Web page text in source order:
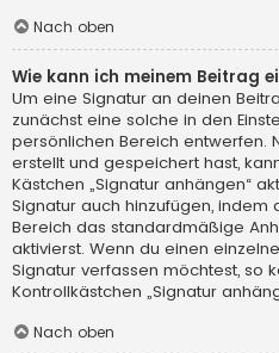
Nach oben
Wie kann ich meinem Beitrag
Um eine Signatur an deinen
zunächst eine solche in den
persönlichen Bereich entwerfen.
erstellt und gespeichert hast,
Kästchen „Signatur anhängen“
Signatur auch hinzufügen,
Bereich das standardmäßige
aktivierst. Wenn du einen
Signatur verfassen möchtest, so
Kontrollkästchen „Signatur
Nach oben